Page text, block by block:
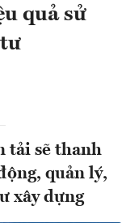
quả sử
tải sẽ thanh
quản lý,
xây dựng